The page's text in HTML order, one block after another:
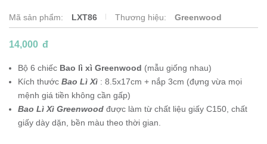
Mã sản phẩm: LXT86 Thương hiệu: Greenwood
14,000 đ
Bộ 6 chiếc Bao lì xì Greenwood (mẫu giống nhau)
Kích thước Bao Lì Xì : 8.5x17cm + nắp 3cm (đựng vừa mọi
mệnh giá tiền không cần gấp)
Bao Lì Xì Greenwood được làm từ chất liệu giấy C150, chất
giấy dày dặn, bền màu theo thời gian.